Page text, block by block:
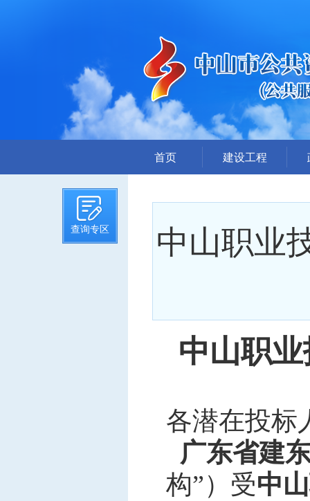
查询专区
首页 建设工程
招标文件提前公示
招标公告
答疑、澄清
中标信息
项目公告
招投标公开信息
中山职业
中山职
各潜在投标
广东省建
构”） 受中